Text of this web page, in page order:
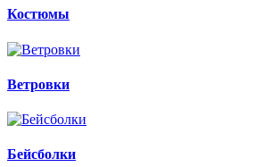
Костюмы
Ветровки
Бейсболки